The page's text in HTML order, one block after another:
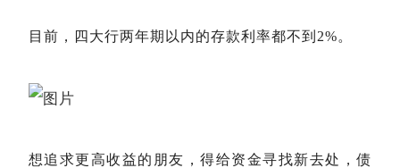
目前，四大行两年期以内的存款利率都不到2%。
想追求更高收益的朋友，得给资金寻找新去处，债